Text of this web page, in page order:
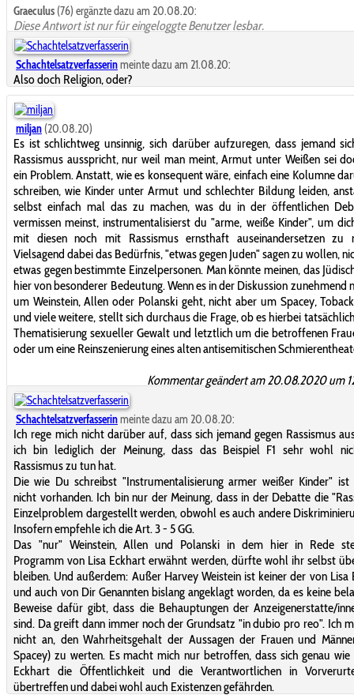
Graeculus (76) ergänzte dazu am 20.08.20:
Diese Antwort ist nur für eingeloggte Benutzer lesbar.
Schachtelsatzverfasserinmeinte dazu am 21.08.20:
Also doch Religion, oder?
miljan (20.08.20)
Es ist schlichtweg unsinnig, sich darüber aufzuregen, dass jemand
Rassismus ausspricht, nur weil man meint, Armut unter Weißen sei
ein Problem. Anstatt, wie es konsequent wäre, einfach eine Kolumne
schreiben, wie Kinder unter Armut und schlechter Bildung leiden,
selbst einfach mal das zu machen, was du in der öffentlichen
vermissen meinst, instrumentalisierst du "arme, weiße Kinder", um
mit diesen noch mit Rassismus ernsthaft auseinandersetzen zu
Vielsagend dabei das Bedürfnis, "etwas gegen Juden" sagen zu wollen,
etwas gegen bestimmte Einzelpersonen. Man könnte meinen, das
hier von besonderer Bedeutung. Wenn es in der Diskussion zunehmend
um Weinstein, Allen oder Polanski geht, nicht aber um Spacey,
und viele weitere, stellt sich durchaus die Frage, ob es hierbei
Thematisierung sexueller Gewalt und letztlich um die betroffenen
oder um eine Reinszenierung eines alten antisemitischen
Kommentar geändert am 20.08.2020 um
Schachtelsatzverfasserinmeinte dazu am 20.08.20:
Ich rege mich nicht darüber auf, dass sich jemand gegen Rassismus
ich bin lediglich der Meinung, dass das Beispiel F1 sehr wohl
Rassismus zu tun hat.
Die wie Du schreibst "Instrumentalisierung armer weißer Kinder" ist
nicht vorhanden. Ich bin nur der Meinung, dass in der Debatte die
Einzelproblem dargestellt werden, obwohl es auch andere
Insofern empfehle ich die Art. 3 - 5 GG.
Das "nur" Weinstein, Allen und Polanski in dem hier in Rede
Programm von Lisa Eckhart erwähnt werden, dürfte wohl ihr selbst
bleiben. Und außerdem: Außer Harvey Weistein ist keiner der von Lisa
und auch von Dir Genannten bislang angeklagt worden, da es keine
Beweise dafür gibt, dass die Behauptungen der Anzeigenerstatte/
sind. Da greift dann immer noch der Grundsatz "in dubio pro reo". Ich
nicht an, den Wahrheitsgehalt der Aussagen der Frauen und
Spacey) zu werten. Es macht mich nur betroffen, dass sich genau wie
Eckhart die Öffentlichkeit und die Verantwortlichen in
übertreffen und dabei wohl auch Existenzen gefährden.